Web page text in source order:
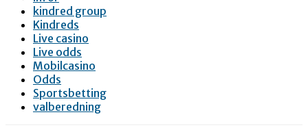
kindred group
Kindreds
Live casino
Live odds
Mobilcasino
Odds
Sportsbetting
valberedning